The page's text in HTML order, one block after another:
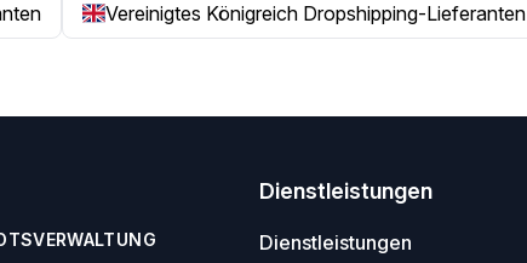
Vereinigtes Königreich Dropshipping-Lieferanten
Dienstleistungen
Dienstleistungen